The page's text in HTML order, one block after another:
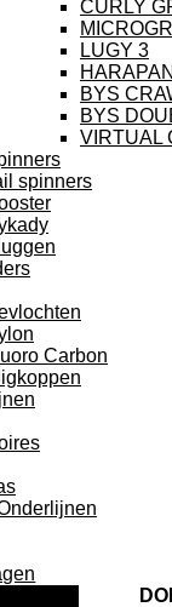
CURLY
LUGY 3
BYS
BYS
VIRTUAL
spinners
Carbon